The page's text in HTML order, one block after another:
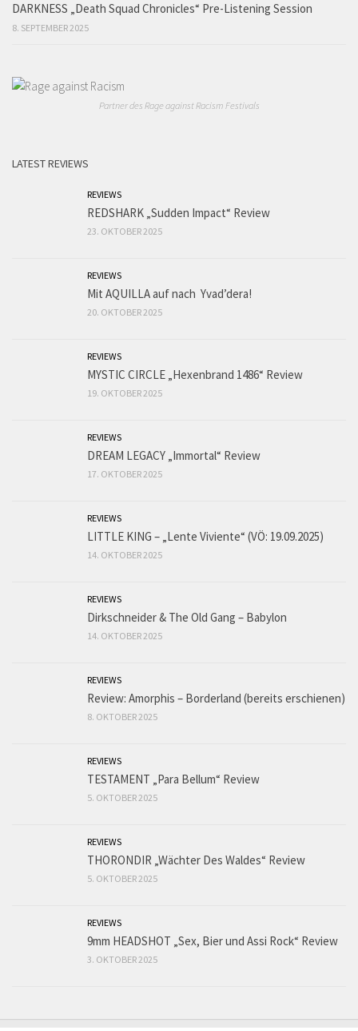
DARKNESS „Death Squad Chronicles“ Pre-Listening Session
8. SEPTEMBER 2025
Partner des Rage against Racism Festivals
LATEST REVIEWS
REVIEWS
REDSHARK „Sudden Impact“ Review
23. OKTOBER 2025
REVIEWS
Mit AQUILLA auf nach Yvad’dera!
20. OKTOBER 2025
REVIEWS
MYSTIC CIRCLE „Hexenbrand 1486“ Review
19. OKTOBER 2025
REVIEWS
DREAM LEGACY „Immortal“ Review
17. OKTOBER 2025
REVIEWS
LITTLE KING – „Lente Viviente“ (VÖ: 19.09.2025)
14. OKTOBER 2025
REVIEWS
Dirkschneider & The Old Gang – Babylon
14. OKTOBER 2025
REVIEWS
Review: Amorphis – Borderland (bereits erschienen)
8. OKTOBER 2025
REVIEWS
TESTAMENT „Para Bellum“ Review
5. OKTOBER 2025
REVIEWS
THORONDIR „Wächter Des Waldes“ Review
5. OKTOBER 2025
REVIEWS
9mm HEADSHOT „Sex, Bier und Assi Rock“ Review
3. OKTOBER 2025